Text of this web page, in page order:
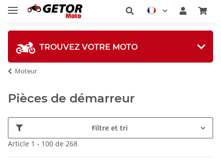
TROUVEZ VOTRE MOTO
Moteur
Pièces de démarreur
Filtre et tri
Article 1 - 100 de 268